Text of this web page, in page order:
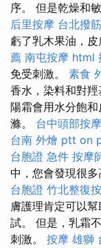
序。 但是乾燥和
后里按摩 台北撥
虧了乳木果油，
薦 南屯按摩 html
免受刺激。 素食
香水，染料和對
陽霜會用水分飽
滌。 台中頭部按摩
台南 外燴 ptt on
台胞證 急件 按摩
中，您會發現很
台胞證 竹北整復
膚護理肯定可以
試。 但是，乳霜
刺激。 按摩 雄獅